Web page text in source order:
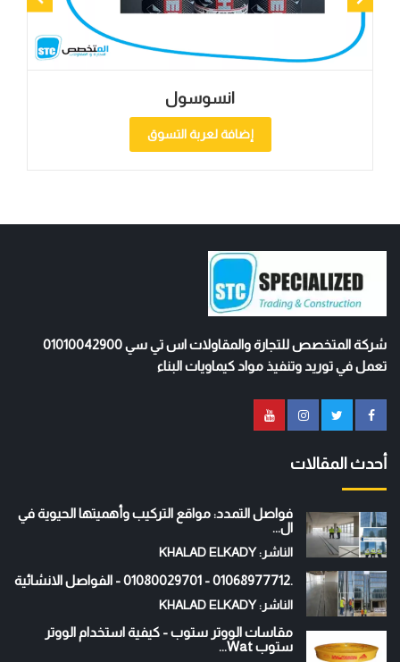
انسوسول
إضافة لعربة التسوق
شركة المتخصص للتجارة والمقاولات اس تي سي 01010042900
تعمل في توريد وتنفيذ مواد كيماويات البناء
أحدث المقالات
فواصل التمدد: مواقع التركيب وأهميتها الحيوية في
ال...
الناشر: KHALAD ELKADY
.01068977712 - 01080029701 - الفواصل الانشائية
الناشر: KHALAD ELKADY
مقاسات الووتر ستوب - كيفية استخدام الووتر
ستوب Wat...